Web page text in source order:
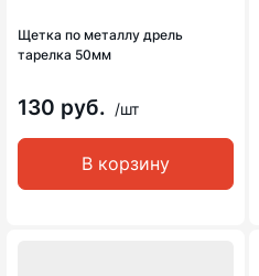
Щетка по металлу дрель
тарелка 50мм
130 руб. /шт
В корзину